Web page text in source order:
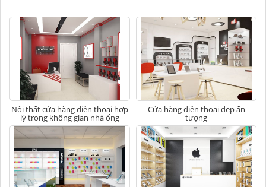
Nội thất cửa hàng điện thoại hợp
lý trong không gian nhà ống
Cửa hàng điện thoại đẹp ấn
tượng